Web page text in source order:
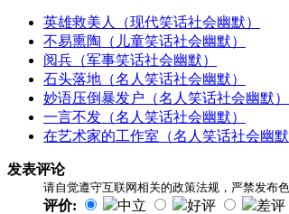
英雄救美人（现代笑话社会幽默）
不易熏陶（儿童笑话社会幽默）
阅兵（军事笑话社会幽默）
石头落地（名人笑话社会幽默）
妙语压倒暴发户（名人笑话社会幽默）
一言不发（名人笑话社会幽默）
在艺术家的工作室（名人笑话社会幽默
发表评论
请自觉遵守互联网相关的政策法规，严禁发布
评价: 中立 好评 差评